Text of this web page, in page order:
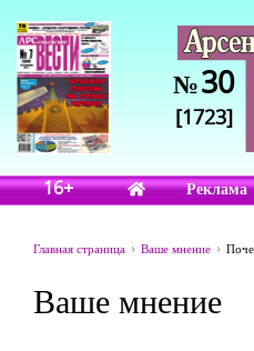
№30
[1723]
16+ Реклама
Главная страница Ваше мнение
Ваше мнение